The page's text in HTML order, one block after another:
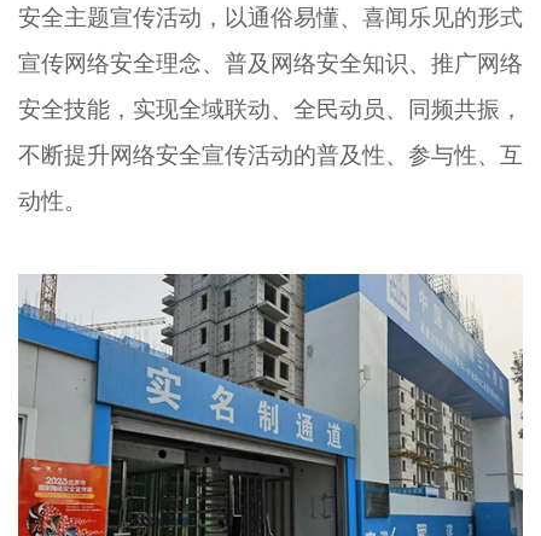
安全主题宣传活动，以通俗易懂、喜闻乐见的形式
宣传网络安全理念、普及网络安全知识、推广网络
安全技能，实现全域联动、全民动员、同频共振，
不断提升网络安全宣传活动的普及性、参与性、互
动性。